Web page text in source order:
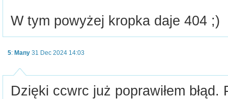
W tym powyżej kropka daje 404 ;)
5: Many 31 Dec 2024 14:03
Dzięki ccwrc już poprawiłem błąd.